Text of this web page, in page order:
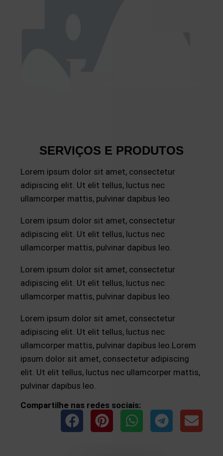
SERVIÇOS E PRODUTOS
Lorem ipsum dolor sit amet, consectetur
adipiscing elit. Ut elit tellus, luctus nec
ullamcorper mattis, pulvinar dapibus leo.
Lorem ipsum dolor sit amet, consectetur
adipiscing elit. Ut elit tellus, luctus nec
ullamcorper mattis, pulvinar dapibus leo.
Lorem ipsum dolor sit amet, consectetur
adipiscing elit. Ut elit tellus, luctus nec
ullamcorper mattis, pulvinar dapibus leo.
Lorem ipsum dolor sit amet, consectetur
adipiscing elit. Ut elit tellus, luctus nec
ullamcorper mattis, pulvinar dapibus leo.Lorem
ipsum dolor sit amet, consectetur adipiscing
elit. Ut elit tellus, luctus nec ullamcorper mattis,
pulvinar dapibus leo.
Compartilhe nas redes sociais: